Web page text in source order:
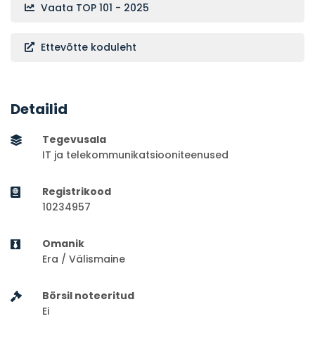
Vaata TOP 101 - 2025
Ettevõtte koduleht
Detailid
Tegevusala
IT ja telekommunikatsiooniteenused
Registrikood
10234957
Omanik
Era / Välismaine
Börsil noteeritud
Ei